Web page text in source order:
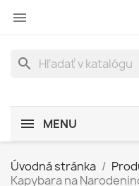

search
MENU
Úvodná stránka
Kapybara na